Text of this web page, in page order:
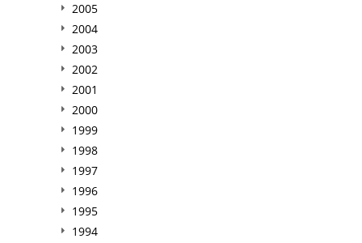
2005
2004
2003
2002
2001
2000
1999
1998
1997
1996
1995
1994